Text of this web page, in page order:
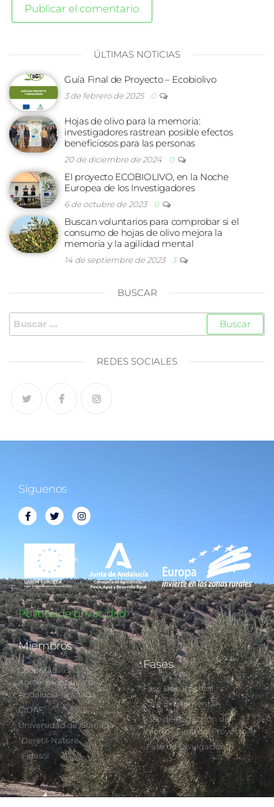
ÚLTIMAS NOTICIAS
Guía Final de Proyecto – Ecobiolivo
3 de febrero de 2025 0
Hojas de olivo para la memoria:
investigadores rastrean posible efectos
beneficiosos para las personas
20 de diciembre de 2024 0
El proyecto ECOBIOLIVO, en la Noche
Europea de los Investigadores
6 de octubre de 2023 0
Buscan voluntarios para comprobar si el
consumo de hojas de olivo mejora la
memoria y la agilidad mental
14 de septiembre de 2023 3
BUSCAR
REDES SOCIALES
Síguenos
Política de privacidad
Miembros
Cooperativas
Agroalimentarias de
Andalucía-Granada
CIDAF
Universidad de Granada
Deretil-Nature
Fidesol
Fases
Fase Documental
Fase Experimental
Fase de Redacción del
Informe Final del Proyecto
Fase de Divulgación